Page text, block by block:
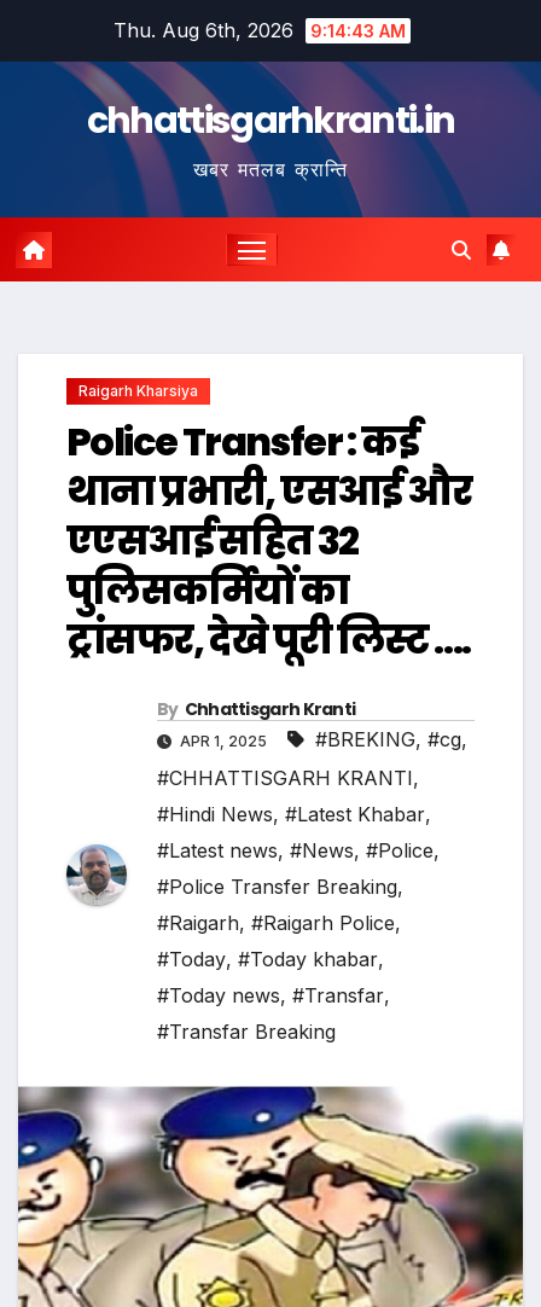
Thu. Aug 6th, 2026 9:14:44 AM
chhattisgarhkranti.in
खबर मतलब क्रान्ति
Raigarh Kharsiya
Police Transfer : कई
थाना प्रभारी, एसआई और
एएसआई सहित 32
पुलिसकर्मियों का
ट्रांसफर, देखे पूरी लिस्ट ….
By Chhattisgarh Kranti
APR 1, 2025 #BREKING, #cg,
#CHHATTISGARH KRANTI,
#Hindi News, #Latest Khabar,
#Latest news, #News, #Police,
#Police Transfer Breaking,
#Raigarh, #Raigarh Police,
#Today, #Today khabar,
#Today news, #Transfar,
#Transfar Breaking